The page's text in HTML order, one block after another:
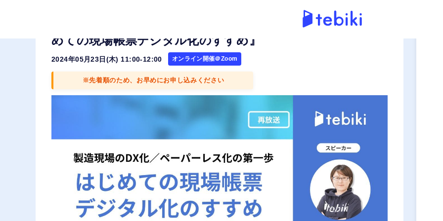
【再放送】製造現場のDX化／ペーパーレス化の第一歩『はじ
めての現場帳票デジタル化のすすめ』
2024年05月23日(木) 11:00-12:00 オンライン開催＠Zoom
※先着順のため、お早めにお申し込みください